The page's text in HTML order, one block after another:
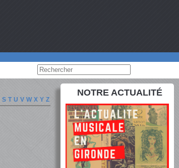
S T U V W X Y Z
NOTRE ACTUALITÉ